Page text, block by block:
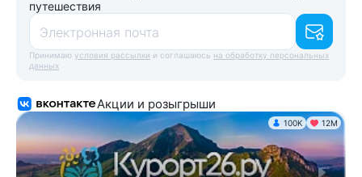
путешествия
Электронная почта
Принимаю условия рассылки и соглашаюсь на обработку персональных
данных
Акции и розыгрыши
100K 12М